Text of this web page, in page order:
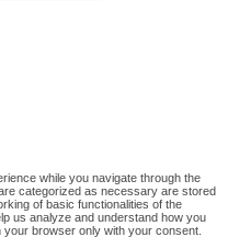
while you navigate through the
categorized as necessary are stored
of basic functionalities of the
us analyze and understand how you
browser only with your consent.